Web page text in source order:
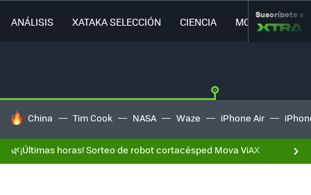
ANÁLISIS XATAKA SELECCIÓN CIENCIA MOVILIDAD
Suscríbete a
HOY SE HABLA DE
China Tim Cook NASA Waze iPhone Air
🌿¡Últimas horas! Sorteo de robot cortacésped Mova ViAX